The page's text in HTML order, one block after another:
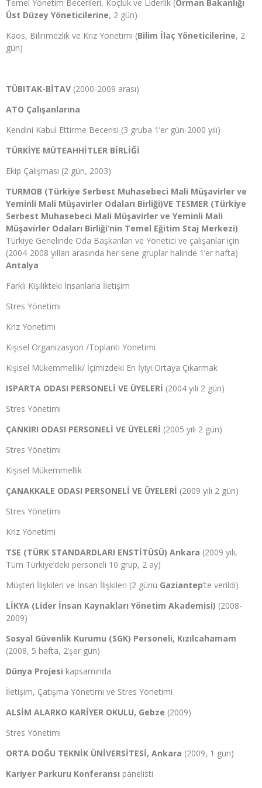
Temel Yönetim Becerileri, Koçluk ve Liderlik (Orman Bakanlığı
Üst Düzey Yöneticilerine, 2 gün)
Kaos, Bilinmezlik ve Kriz Yönetimi (Bilim İlaç Yöneticilerine, 2
gün)
TÜBITAK-BİTAV (2000-2009 arası)
ATO Çalışanlarına
Kendini Kabul Ettirme Becerisi (3 gruba 1’er gün-2000 yılı)
TÜRKİYE MÜTEAHHİTLER BİRLİĞİ
Ekip Çalışması (2 gün, 2003)
TURMOB (Türkiye Serbest Muhasebeci Mali Müşavirler ve
Yeminli Mali Müşavirler Odaları Birliği)VE TESMER (Türkiye
Serbest Muhasebeci Mali Müşavirler ve Yeminli Mali
Müşavirler Odaları Birliği’nin Temel Eğitim Staj Merkezi)
Türkiye Genelinde Oda Başkanları ve Yönetici ve çalışanlar için
(2004-2008 yılları arasında her sene gruplar halinde 1’er hafta)
Antalya
Farklı Kişilikteki İnsanlarla İletişim
Stres Yönetimi
Kriz Yönetimi
Kişisel Organizasyon /Toplantı Yönetimi
Kişisel Mükemmellik/ İçimizdeki En İyiyi Ortaya Çıkarmak
ISPARTA ODASI PERSONELİ VE ÜYELERİ (2004 yılı 2 gün)
Stres Yönetimi
ÇANKIRI ODASI PERSONELİ VE ÜYELERİ (2005 yılı 2 gün)
Stres Yönetimi
Kişisel Mükemmellik
ÇANAKKALE ODASI PERSONELİ VE ÜYELERİ (2009 yılı 2 gün)
Stres Yönetimi
Kriz Yönetimi
TSE (TÜRK STANDARDLARI ENSTİTÜSÜ) Ankara (2009 yılı,
Tüm Türkiye’deki personeli 10 grup, 2 ay)
Müşteri İlişkileri ve İnsan İlişkileri (2 günü Gaziantep’te verildi)
LİKYA (Lider İnsan Kaynakları Yönetim Akademisi) (2008-
2009)
Sosyal Güvenlik Kurumu (SGK) Personeli, Kızılcahamam
(2008, 5 hafta, 2’şer gün)
Dünya Projesi kapsamında
İletişim, Çatışma Yönetimi ve Stres Yönetimi
ALSİM ALARKO KARİYER OKULU, Gebze (2009)
Stres Yönetimi
ORTA DOĞU TEKNİK ÜNİVERSİTESİ, Ankara (2009, 1 gün)
Kariyer Parkuru Konferansı panelisti